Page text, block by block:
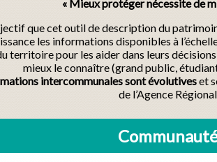
« Mieux protéger nécessite de
que cet outil de description du
les informations disponibles à
territoire pour les aider dans leurs
mieux le connaître (grand public,
intercommunales sont évolutiveset
de l’Agence